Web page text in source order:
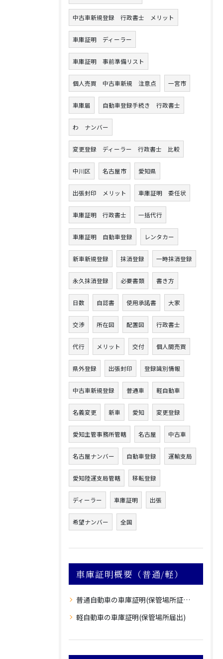
中古車新規登録 行政書士 メリット
車庫証明 ディーラー
車庫証明 事前準備リスト
個人売買 中古車新規 注意点 一宮市
車庫届 自動車登録手続き 行政書士
わ ナンバー
変更登録 ディーラー 行政書士 比較
中川区 名古屋市 愛知県
出張封印 メリット 車庫証明 委任状
車庫証明 行政書士 一括代行
車庫証明 自動車登録 レンタカー
新車新規登録 抹消登録 一時抹消登録
永久抹消登録 必要書類 書き方
日数 自認書 使用承諾書 大家
交渉 所在図 配置図 行政書士
代行 メリット 交付 個人間売買
県外登録 出張封印 登録識別情報
中古車新規登録 普通車 軽自動車
名義変更 新車 愛知 変更登録
愛知主管事務所管轄 名古屋 中古車
名古屋ナンバー 自動車登録 運輸支局
愛知陸運支局管轄 移転登録
ディーラー 車庫証明 出張
希望ナンバー 全国
車庫証明概要（普通/軽）
普通自動車の車庫証明(保管場所証明申請)
軽自動車の車庫証明(保管場所届出)